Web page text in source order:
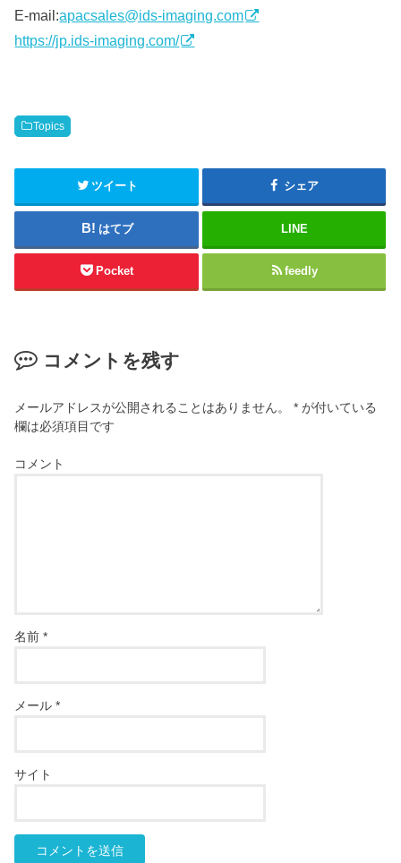
E-mail:apacsales@ids-imaging.com
https://jp.ids-imaging.com/
Topics
ツイート シェア
はてブ LINE
Pocket feedly
コメントを残す
メールアドレスが公開されることはありません。 * が付いている
欄は必須項目です
コメント
名前*
メール*
サイト